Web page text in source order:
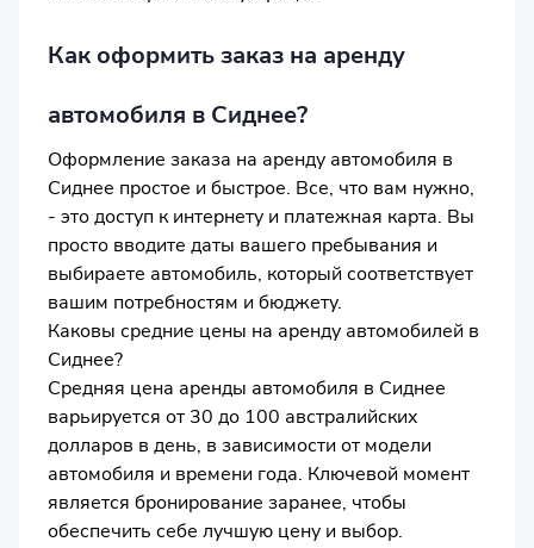
Как оформить заказ на аренду
автомобиля в Сиднее?
Оформление заказа на аренду автомобиля в
Сиднее простое и быстрое. Все, что вам нужно,
- это доступ к интернету и платежная карта. Вы
просто вводите даты вашего пребывания и
выбираете автомобиль, который соответствует
вашим потребностям и бюджету.
Каковы средние цены на аренду автомобилей в
Сиднее?
Средняя цена аренды автомобиля в Сиднее
варьируется от 30 до 100 австралийских
долларов в день, в зависимости от модели
автомобиля и времени года. Ключевой момент
является бронирование заранее, чтобы
обеспечить себе лучшую цену и выбор.